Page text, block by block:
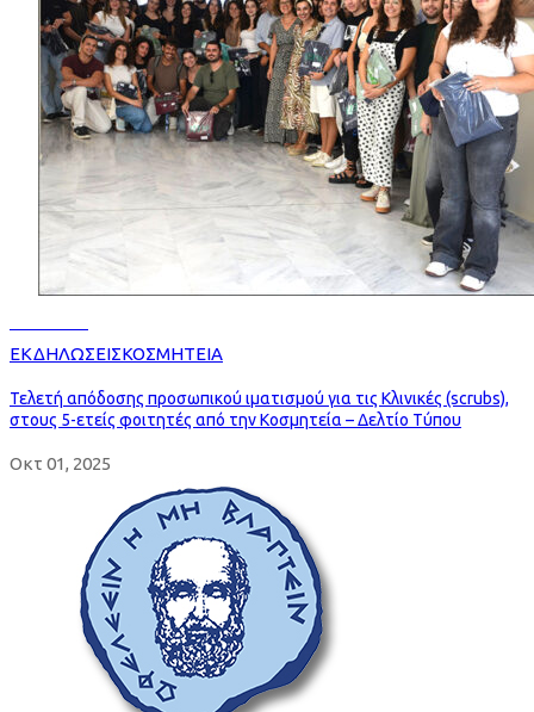
ΕΚΔΗΛΩΣΕΙΣΚΟΣΜΗΤΕΙΑ
Τελετή απόδοσης προσωπικού ιματισμού για τις Κλινικές (scrubs),
στους 5-ετείς φοιτητές από την Κοσμητεία – Δελτίο Τύπου
Οκτ 01, 2025